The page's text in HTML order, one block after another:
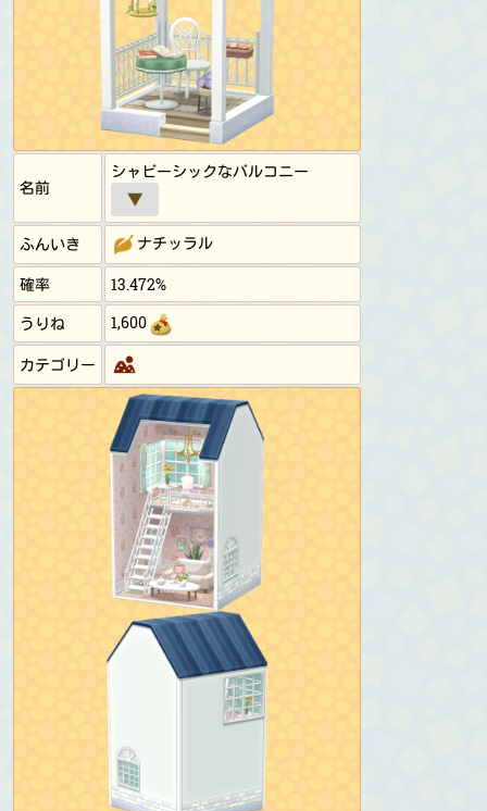
名前
シャビーシックなバルコニー
▼
ふんいき
ナチッラル
確率
13.472%
うりね
1,600
カテゴリー